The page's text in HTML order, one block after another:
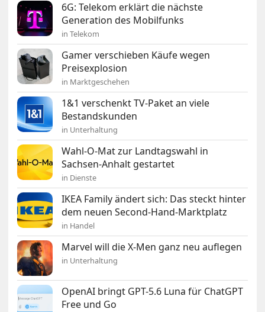
6G: Telekom erklärt die nächste
Generation des Mobilfunks
in Telekom
Gamer verschieben Käufe wegen
Preisexplosion
in Marktgeschehen
1&1 verschenkt TV-Paket an viele
Bestandskunden
in Unterhaltung
Wahl-O-Mat zur Landtagswahl in
Sachsen-Anhalt gestartet
in Dienste
IKEA Family ändert sich: Das steckt hinter
dem neuen Second-Hand-Marktplatz
in Handel
Marvel will die X-Men ganz neu auflegen
in Unterhaltung
OpenAI bringt GPT-5.6 Luna für ChatGPT
Free und Go